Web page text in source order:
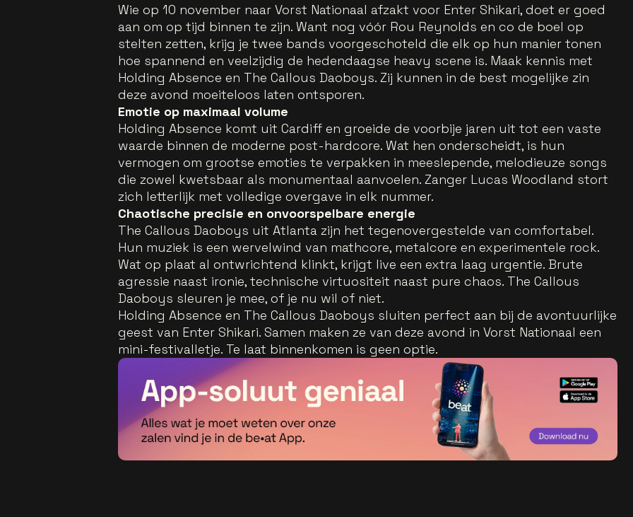
Wie op 10 november naar Vorst Nationaal afzakt voor Enter Shikari, doet er goed
aan om op tijd binnen te zijn. Want nog vóór Rou Reynolds en co de boel op
stelten zetten, krijg je twee bands voorgeschoteld die elk op hun manier tonen
hoe spannend en veelzijdig de hedendaagse heavy scene is. Maak kennis met
Holding Absence en The Callous Daoboys. Zij kunnen in de best mogelijke zin
deze avond moeiteloos laten ontsporen.
Emotie op maximaal volume
Holding Absence komt uit Cardiff en groeide de voorbije jaren uit tot een vaste
waarde binnen de moderne post-hardcore. Wat hen onderscheidt, is hun
vermogen om grootse emoties te verpakken in meeslepende, melodieuze songs
die zowel kwetsbaar als monumentaal aanvoelen. Zanger Lucas Woodland stort
zich letterlijk met volledige overgave in elk nummer.
Chaotische precisie en onvoorspelbare energie
The Callous Daoboys uit Atlanta zijn het tegenovergestelde van comfortabel.
Hun muziek is een wervelwind van mathcore, metalcore en experimentele rock.
Wat op plaat al ontwrichtend klinkt, krijgt live een extra laag urgentie. Brute
agressie naast ironie, technische virtuositeit naast pure chaos. The Callous
Daoboys sleuren je mee, of je nu wil of niet.
Holding Absence en The Callous Daoboys sluiten perfect aan bij de avontuurlijke
geest van Enter Shikari. Samen maken ze van deze avond in Vorst Nationaal een
mini-festivalletje. Te laat binnenkomen is geen optie.